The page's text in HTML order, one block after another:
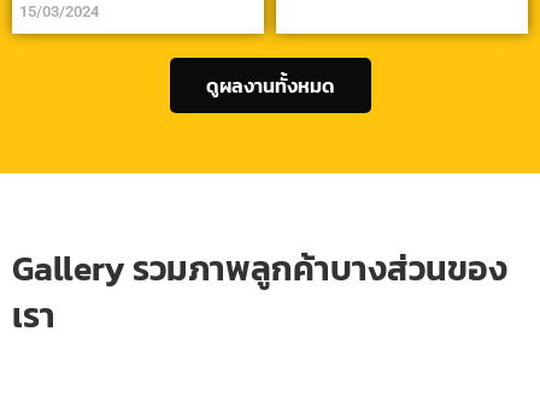
15/03/2024
ดูผลงานทั้งหมด
Gallery รวมภาพลูกค้าบางส่วนของ
เรา